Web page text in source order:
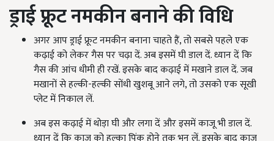
ड्राई फ्रूट नमकीन बनाने की विधि
अगर आप ड्राई फ्रूट नमकीन बनाना चाहते हैं, तो सबसे पहले एक
कढ़ाई को लेकर गैस पर चढ़ा दें. अब इसमें घी डाल दें. ध्यान दें कि
गैस की आंच धीमी ही रखें. इसके बाद कढ़ाई में मखाने डाल दें. जब
मखानों से हल्की-हल्की सोंधी खुशबू आने लगे, तो उसको एक सूखी
प्लेट में निकाल लें.
अब इस कढ़ाई में थोड़ा घी और लगा दें और इसमें काजू भी डाल दें.